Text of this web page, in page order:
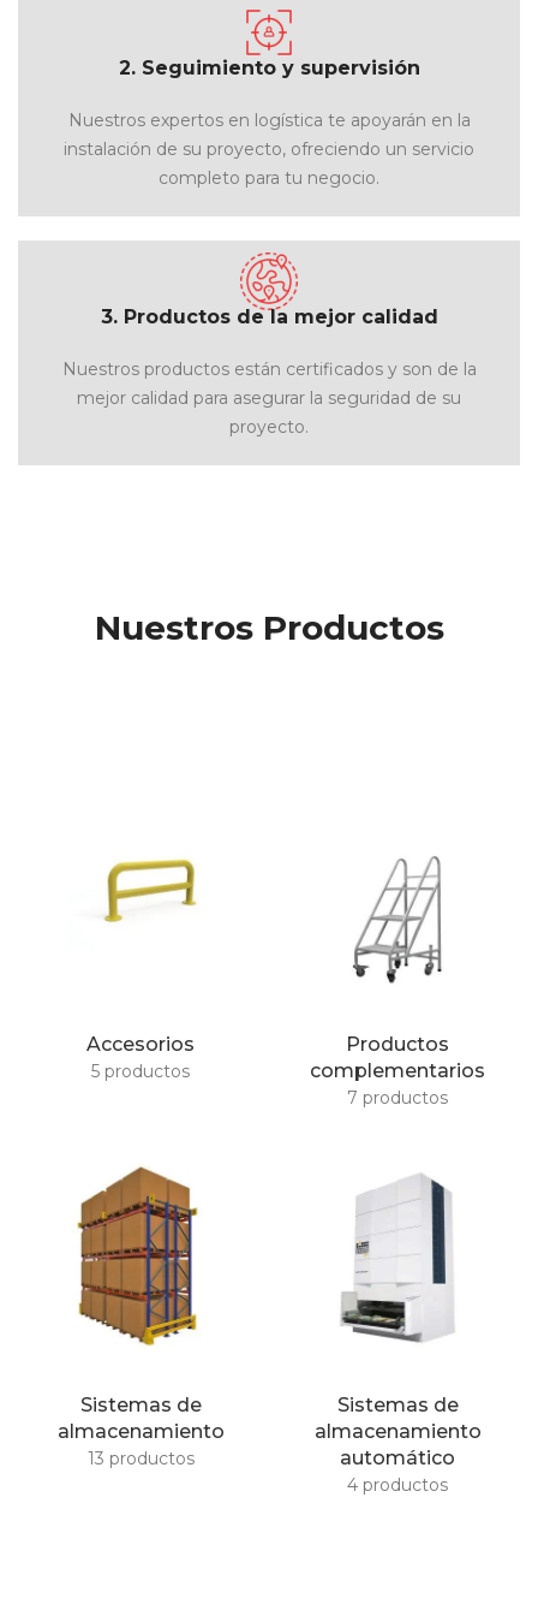
2. Seguimiento y supervisión
Nuestros expertos en logística te apoyarán en la
instalación de su proyecto, ofreciendo un servicio
completo para tu negocio.
3. Productos de la mejor calidad
Nuestros productos están certificados y son de la
mejor calidad para asegurar la seguridad de su
proyecto.
Nuestros Productos
Accesorios
5 productos
Productos
complementarios
7 productos
Sistemas de
almacenamiento
13 productos
Sistemas de
almacenamiento
automático
4 productos